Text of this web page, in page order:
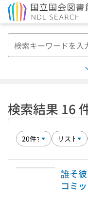
検索結果 16
誰そ
コミ